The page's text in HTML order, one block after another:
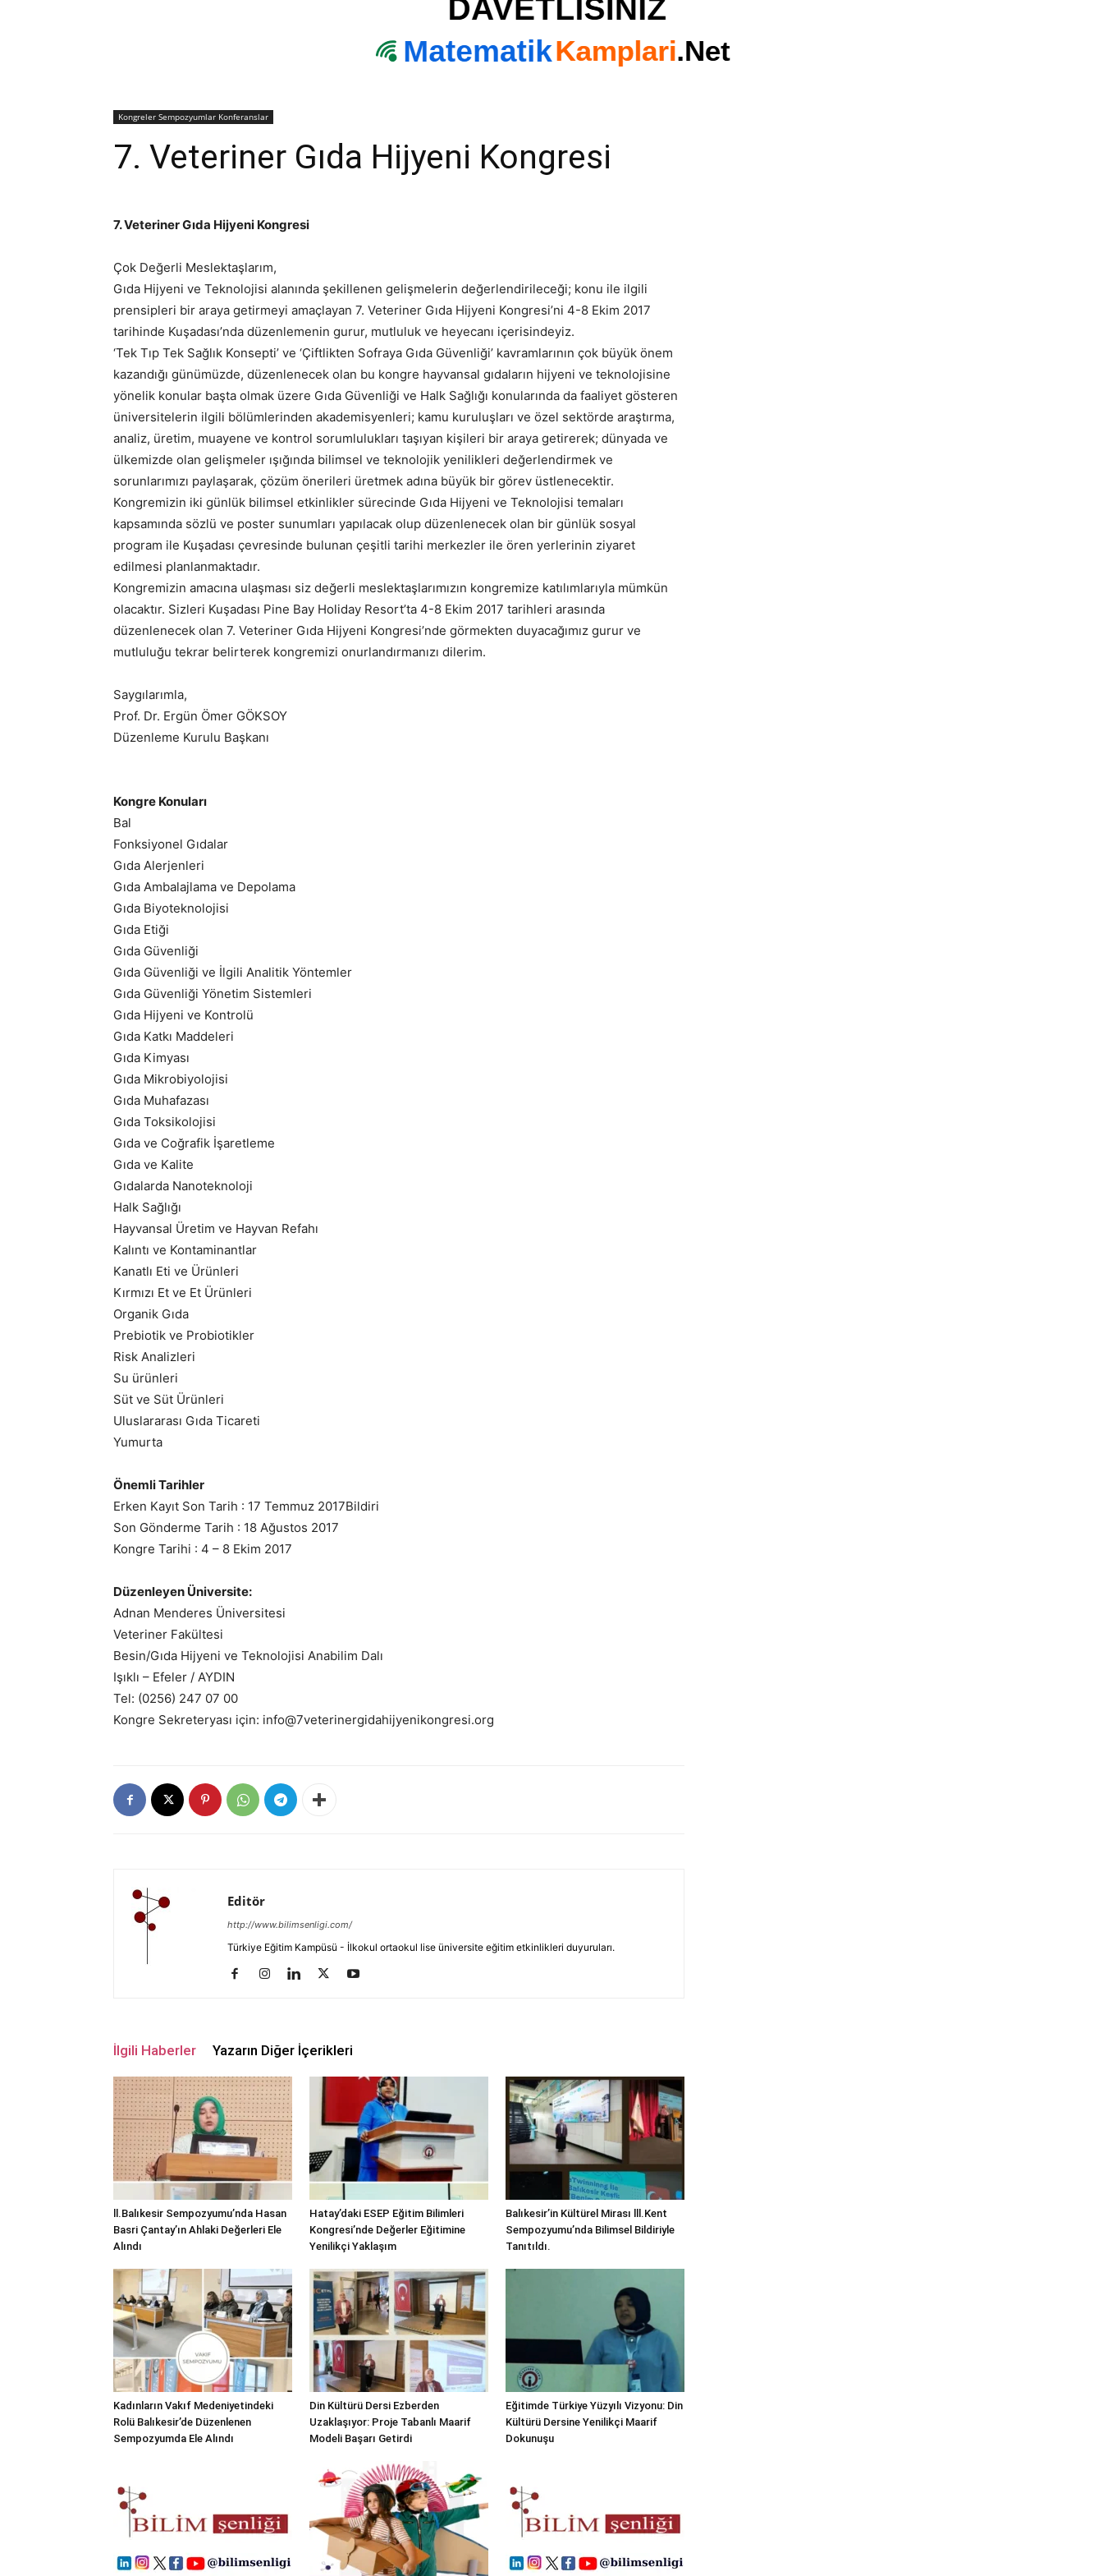
Kongreler Sempozyumlar Konferanslar
7. Veteriner Gıda Hijyeni Kongresi
7. Veteriner Gıda Hijyeni Kongresi
Çok Değerli Meslektaşlarım,
Gıda Hijyeni ve Teknolojisi alanında şekillenen gelişmelerin değerlendirileceği; konu ile ilgili
prensipleri bir araya getirmeyi amaçlayan 7. Veteriner Gıda Hijyeni Kongresi’ni 4-8 Ekim 2017
tarihinde Kuşadası’nda düzenlemenin gurur, mutluluk ve heyecanı içerisindeyiz.
‘Tek Tıp Tek Sağlık Konsepti’ ve ‘Çiftlikten Sofraya Gıda Güvenliği’ kavramlarının çok büyük önem
kazandığı günümüzde, düzenlenecek olan bu kongre hayvansal gıdaların hijyeni ve teknolojisine
yönelik konular başta olmak üzere Gıda Güvenliği ve Halk Sağlığı konularında da faaliyet gösteren
üniversitelerin ilgili bölümlerinden akademisyenleri; kamu kuruluşları ve özel sektörde araştırma,
analiz, üretim, muayene ve kontrol sorumlulukları taşıyan kişileri bir araya getirerek; dünyada ve
ülkemizde olan gelişmeler ışığında bilimsel ve teknolojik yenilikleri değerlendirmek ve
sorunlarımızı paylaşarak, çözüm önerileri üretmek adına büyük bir görev üstlenecektir.
Kongremizin iki günlük bilimsel etkinlikler sürecinde Gıda Hijyeni ve Teknolojisi temaları
kapsamında sözlü ve poster sunumları yapılacak olup düzenlenecek olan bir günlük sosyal
program ile Kuşadası çevresinde bulunan çeşitli tarihi merkezler ile ören yerlerinin ziyaret
edilmesi planlanmaktadır.
Kongremizin amacına ulaşması siz değerli meslektaşlarımızın kongremize katılımlarıyla mümkün
olacaktır. Sizleri Kuşadası Pine Bay Holiday Resort’ta 4-8 Ekim 2017 tarihleri arasında
düzenlenecek olan 7. Veteriner Gıda Hijyeni Kongresi’nde görmekten duyacağımız gurur ve
mutluluğu tekrar belirterek kongremizi onurlandırmanızı dilerim.
Saygılarımla,
Prof. Dr. Ergün Ömer GÖKSOY
Düzenleme Kurulu Başkanı
Kongre Konuları
Bal
Fonksiyonel Gıdalar
Gıda Alerjenleri
Gıda Ambalajlama ve Depolama
Gıda Biyoteknolojisi
Gıda Etiği
Gıda Güvenliği
Gıda Güvenliği ve İlgili Analitik Yöntemler
Gıda Güvenliği Yönetim Sistemleri
Gıda Hijyeni ve Kontrolü
Gıda Katkı Maddeleri
Gıda Kimyası
Gıda Mikrobiyolojisi
Gıda Muhafazası
Gıda Toksikolojisi
Gıda ve Coğrafik İşaretleme
Gıda ve Kalite
Gıdalarda Nanoteknoloji
Halk Sağlığı
Hayvansal Üretim ve Hayvan Refahı
Kalıntı ve Kontaminantlar
Kanatlı Eti ve Ürünleri
Kırmızı Et ve Et Ürünleri
Organik Gıda
Prebiotik ve Probiotikler
Risk Analizleri
Su ürünleri
Süt ve Süt Ürünleri
Uluslararası Gıda Ticareti
Yumurta
Önemli Tarihler
Erken Kayıt Son Tarih : 17 Temmuz 2017Bildiri
Son Gönderme Tarih : 18 Ağustos 2017
Kongre Tarihi : 4 – 8 Ekim 2017
Düzenleyen Üniversite:
Adnan Menderes Üniversitesi
Veteriner Fakültesi
Besin/Gıda Hijyeni ve Teknolojisi Anabilim Dalı
Işıklı – Efeler / AYDIN
Tel: (0256) 247 07 00
Kongre Sekreteryası için: info@7veterinergidahijyenikongresi.org
Editör
http://www.bilimsenligi.com/
Türkiye Eğitim Kampüsü - İlkokul ortaokul lise üniversite eğitim etkinlikleri duyuruları.
İlgili Haberler Yazarın Diğer İçerikleri
ll.Balıkesir Sempozyumu’nda Hasan
Basri Çantay’ın Ahlaki Değerleri Ele
Alındı
Hatay’daki ESEP Eğitim Bilimleri
Kongresi’nde Değerler Eğitimine
Yenilikçi Yaklaşım
Balıkesir’in Kültürel Mirası lll.Kent
Sempozyumu’nda Bilimsel Bildiriyle
Tanıtıldı.
Kadınların Vakıf Medeniyetindeki
Rolü Balıkesir’de Düzenlenen
Sempozyumda Ele Alındı
Din Kültürü Dersi Ezberden
Uzaklaşıyor: Proje Tabanlı Maarif
Modeli Başarı Getirdi
Eğitimde Türkiye Yüzyılı Vizyonu: Din
Kültürü Dersine Yenilikçi Maarif
Dokunuşu